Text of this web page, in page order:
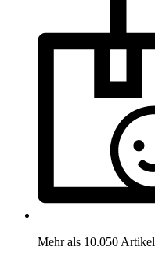
Mehr als 10.050 Artikel